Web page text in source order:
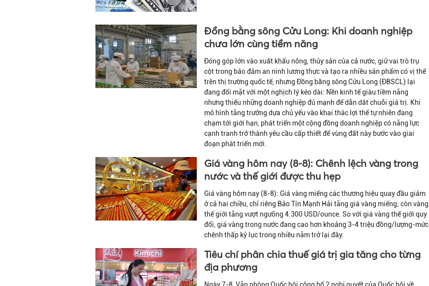
Đồng bằng sông Cửu Long: Khi doanh nghiệp
chưa lớn cùng tiềm năng
Đóng góp lớn vào xuất khẩu nông, thủy sản của cả nước, giữ vai trò trụ
cột trong bảo đảm an ninh lương thực và tạo ra nhiều sản phẩm có vị thế
trên thị trường quốc tế, nhưng Đồng bằng sông Cửu Long (ĐBSCL) lại
đang đối mặt với một nghịch lý kéo dài: Nền kinh tế giàu tiềm năng
nhưng thiếu những doanh nghiệp đủ mạnh để dẫn dắt chuỗi giá trị. Khi
mô hình tăng trưởng dựa chủ yếu vào khai thác lợi thế tự nhiên đang
chạm tới giới hạn, phát triển một cộng đồng doanh nghiệp có năng lực
cạnh tranh trở thành yêu cầu cấp thiết để vùng đất này bước vào giai
đoạn phát triển mới.
Giá vàng hôm nay (8-8): Chênh lệch vàng trong
nước và thế giới được thu hẹp
Giá vàng hôm nay (8-8): Giá vàng miếng các thương hiệu quay đầu giảm
ở cả hai chiều, chỉ riêng Bảo Tín Mạnh Hải tăng giá vàng miếng; còn vàng
thế giới tăng vượt ngưỡng 4.300 USD/ounce. So với giá vàng thế giới quy
đổi, giá vàng trong nước đang cao hơn khoảng 3-4 triệu đồng/lượng-mức
chênh thấp kỷ lục trong nhiều năm trở lại đây.
Tiêu chí phân chia thuế giá trị gia tăng cho từng
địa phương